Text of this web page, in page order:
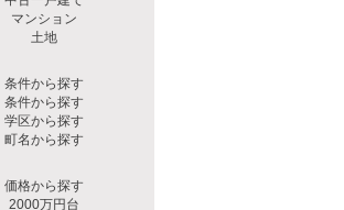
マンション
土地
条件から探す
条件から探す
学区から探す
町名から探す
価格から探す
2000万円台